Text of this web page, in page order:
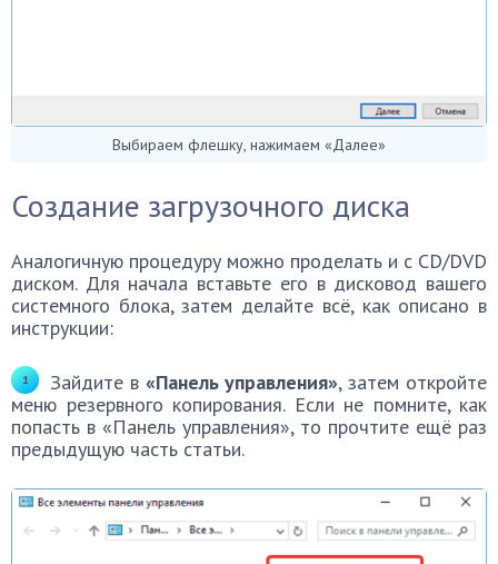
Выбираем флешку, нажимаем «Далее»
Создание загрузочного диска
Аналогичную процедуру можно проделать и с CD/DVD
диском. Для начала вставьте его в дисковод вашего
системного блока, затем делайте всё, как описано в
инструкции:
Зайдите в «Панель управления», затем откройте
меню резервного копирования. Если не помните, как
попасть в «Панель управления», то прочтите ещё раз
предыдущую часть статьи.